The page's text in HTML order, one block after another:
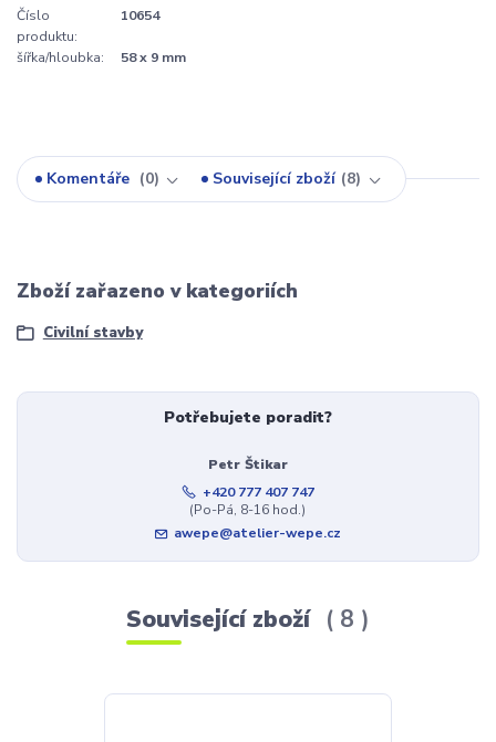
Číslo
produktu:
10654
šířka/hloubka: 58 x 9 mm
Komentáře 0 Související zboží 8
Zboží zařazeno v kategoriích
Civilní stavby
Potřebujete poradit?
Petr Štikar
+420 777 407 747
(Po-Pá, 8-16 hod.)
awepe@atelier-wepe.cz
Související zboží 8